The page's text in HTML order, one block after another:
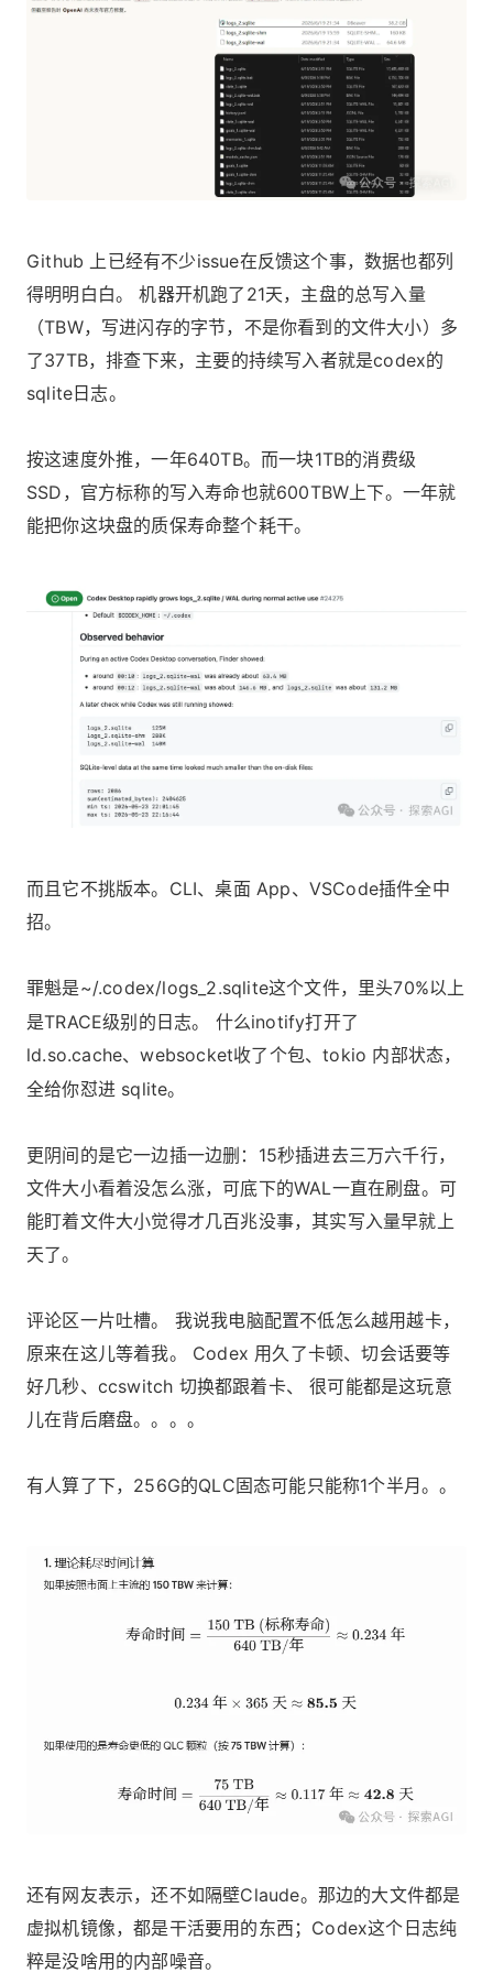
Github 上已经有不少issue在反馈这个事，数据也都列
得明明白白。 机器开机跑了21天，主盘的总写入量
（TBW，写进闪存的字节，不是你看到的文件大小）多
了37TB，排查下来，主要的持续写入者就是codex的
sqlite日志。
按这速度外推，一年640TB。而一块1TB的消费级
SSD，官方标称的写入寿命也就600TBW上下。一年就
能把你这块盘的质保寿命整个耗干。
而且它不挑版本。CLI、桌面 App、VSCode插件全中
招。
罪魁是~/.codex/logs_2.sqlite这个文件，里头70%以上
是TRACE级别的日志。 什么inotify打开了
ld.so.cache、websocket收了个包、tokio 内部状态，
全给你怼进 sqlite。
更阴间的是它一边插一边删：15秒插进去三万六千行，
文件大小看着没怎么涨，可底下的WAL一直在刷盘。可
能盯着文件大小觉得才几百兆没事，其实写入量早就上
天了。
评论区一片吐槽。 我说我电脑配置不低怎么越用越卡，
原来在这儿等着我。 Codex 用久了卡顿、切会话要等
好几秒、ccswitch 切换都跟着卡、 很可能都是这玩意
儿在背后磨盘。。。。
有人算了下，256G的QLC固态可能只能称1个半月。。
还有网友表示，还不如隔壁Claude。那边的大文件都是
虚拟机镜像，都是干活要用的东西；Codex这个日志纯
粹是没啥用的内部噪音。